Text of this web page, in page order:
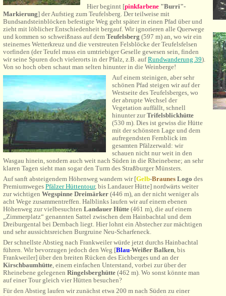
Hierbeginnt [pinkfarbene "Burri"-
Markierung] der Aufstieg zum Teufelsberg. Der teilweise mit
Bundsandsteinblöcken befestigte Weg geht später in einen Pfad über und
zieht mit löblicher Entschiedenheit bergauf. Wir ignorieren alle Querwege
und kommen so schweißnass auf dem Teufelsberg (597 m) an, wo wir ein
steinernes Wetterkreuz und die verstreuten Felsblöcke der Teufelsfelsen
vorfinden (der Teufel muss ein umtriebiger Geselle gewesen sein, finden
wir seine Spuren doch vielerorts in der Pfalz, z.B. aufRundwanderung 39).
Von so hoch oben schaut man selten hinunter in die Weinberge!
Auf einem steinigen, aber sehr
schönen Pfad steigen wir auf der
Westseite des Teufelsberges, wo
der abrupte Wechsel der
Vegetation auffällt, schnell
hinunter zurTrifelsblickhütte
(530 m). Dies ist gewiss die Hütte
mit der schönsten Lage und dem
aufregendsten Fernblick im
gesamten Pfälzerwald: wir
schauen nicht nur weit in den
Wasgau hinein, sondern auch weit nach Süden in die Rheinebene; an sehr
klaren Tagen sieht man sogar den Turm des Straßburger Münsters.
Auf sanft absteigendem Höhenweg wandern wir [Gelb-Braunes Logo des
Premiumweges Pfälzer Hüttentour, bis Landauer Hütte] nordwärts weiter
zur wichtigen Wegspinne Dreimärker (446 m), an der nicht weniger als
acht Wege zusammentreffen. Halblinks laufen wir auf einem ebenen
Höhenweg zur vielbesuchten Landauer Hütte (461 m), die auf einem
„Zimmerplatz“ genannten Sattel zwischen dem Hainbachtal und dem
Dreiburgental bei Dernbach liegt. Hier lohnt ein Abstecher zur mächtigen
und sehr aussichtsreichen Burgruine Neu-Scharfeneck.
Der schnellste Abstieg nach Frankweiler würde jetzt durchs Hainbachtal
führen. Wir bevorzugen jedoch den Weg [Blau-Weißer Balken, bis
Frankweiler] über den breiten Rücken des Eichberges und an der
Kirschbaumhütte, einem einfachen Unterstand, vorbei zur über der
Rheinebene gelegenen Ringelsberghütte (462 m). Wo sonst könnte man
auf einer Tour gleich vier Hütten besuchen?
Für den Abstieg laufen wir zunächst etwa 200 m nach Süden zu einer